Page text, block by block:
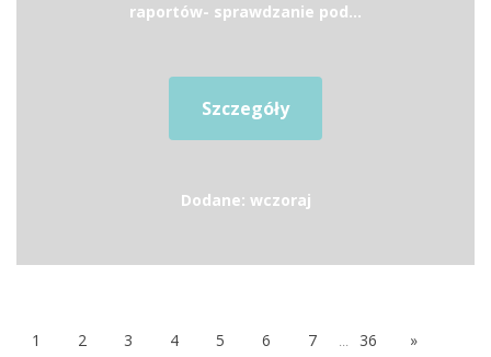
raportów- sprawdzanie pod...
Szczegóły
Dodane: wczoraj
1 2 3 4 5 6 7 ... 36 »